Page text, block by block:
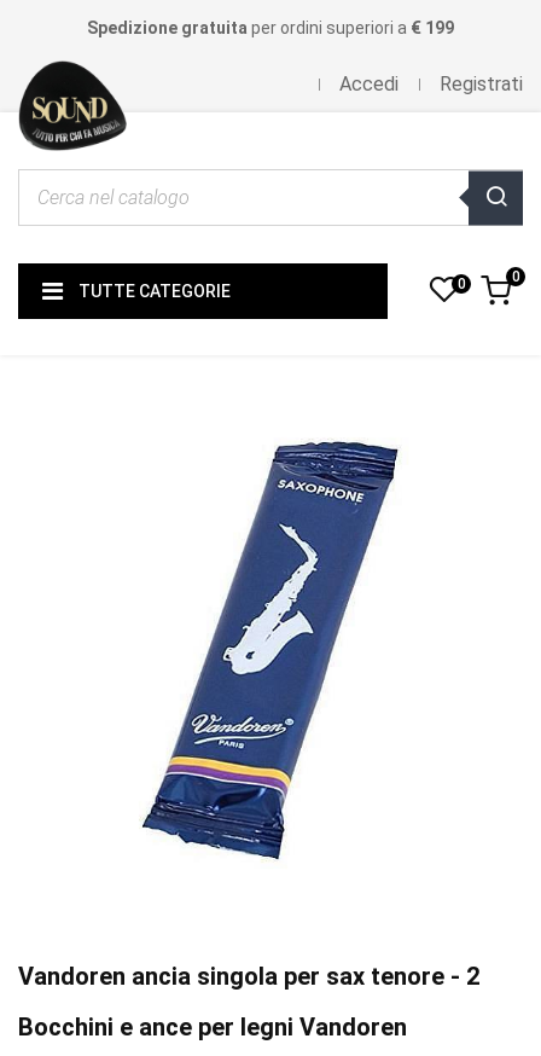
Spedizione gratuita per ordini superiori a € 199
Accedi Registrati
TUTTE CATEGORIE 0 0
Vandoren ancia singola per sax tenore - 2
Bocchini e ance per legni Vandoren